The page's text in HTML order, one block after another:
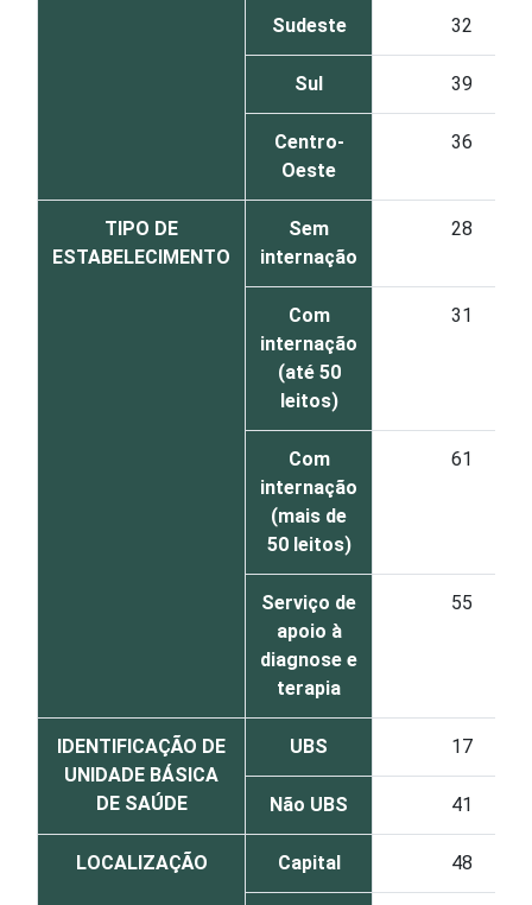
Sudeste 32
Sul 39
Centro-
Oeste
36
TIPO DE
ESTABELECIMENTO
Sem
internação
28
Com
internação
(até 50
leitos)
31
Com
internação
(mais de
50 leitos)
61
Serviço de
apoio à
diagnose e
terapia
55
IDENTIFICAÇÃO DE
UNIDADE BÁSICA
DE SAÚDE
UBS 17
Não UBS 41
LOCALIZAÇÃO Capital 48